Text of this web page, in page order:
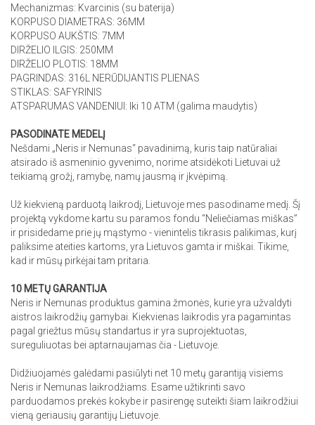
Mechanizmas: Kvarcinis (su baterija)
KORPUSO DIAMETRAS: 36MM
KORPUSO AUKŠTIS: 7MM
DIRŽELIO ILGIS: 250MM
DIRŽELIO PLOTIS: 18MM
PAGRINDAS: 316L NERŪDIJANTIS PLIENAS
STIKLAS: SAFYRINIS
ATSPARUMAS VANDENIUI: Iki 10 ATM (galima maudytis)
PASODINATE MEDELĮ
Nešdami „Neris ir Nemunas“ pavadinimą, kuris taip natūraliai
atsirado iš asmeninio gyvenimo, norime atsidėkoti Lietuvai už
teikiamą grožį, ramybę, namų jausmą ir įkvėpimą.
Už kiekvieną parduotą laikrodį, Lietuvoje mes pasodiname medį. Šį
projektą vykdome kartu su paramos fondu “Neliečiamas miškas”
ir prisidedame prie jų mąstymo - vienintelis tikrasis palikimas, kurį
paliksime ateities kartoms, yra Lietuvos gamta ir miškai. Tikime,
kad ir mūsų pirkėjai tam pritaria.
10 METŲ GARANTIJA
Neris ir Nemunas produktus gamina žmonės, kurie yra užvaldyti
aistros laikrodžių gamybai. Kiekvienas laikrodis yra pagamintas
pagal griežtus mūsų standartus ir yra suprojektuotas,
sureguliuotas bei aptarnaujamas čia - Lietuvoje.
Didžiuojamės galėdami pasiūlyti net 10 metų garantiją visiems
Neris ir Nemunas laikrodžiams. Esame užtikrinti savo
parduodamos prekės kokybe ir pasirengę suteikti šiam laikrodžiui
vieną geriausių garantijų Lietuvoje.